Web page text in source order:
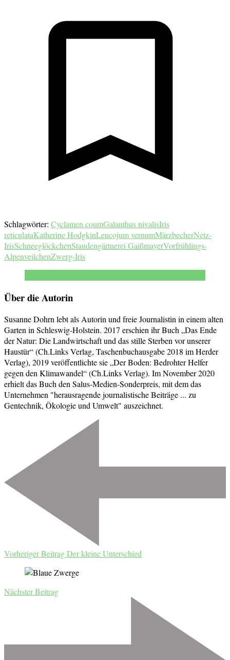
Schlagwörter: Cyclamen coumGalanthus nivalisIris
reticulataKatherine HodgkinLeucojum vernumMärzbecherNetz-
IrisSchneeglöckchenStaudengärtnerei GaißmayerVorfrühlings-
AlpenveilchenZwerg-Iris
Über die Autorin
Susanne Dohrn lebt als Autorin und freie Journalistin in einem alten
Garten in Schleswig-Holstein. 2017 erschien ihr Buch „Das Ende
der Natur: Die Landwirtschaft und das stille Sterben vor unserer
Haustür“ (Ch.Links Verlag, Taschenbuchausgabe 2018 im Herder
Verlag), 2019 veröffentlichte sie „Der Boden: Bedrohter Helfer
gegen den Klimawandel“ (Ch.Links Verlag). Im November 2020
erhielt das Buch den Salus-Medien-Sonderpreis, mit dem das
Unternehmen "herausragende journalistische Beiträge ... zu
Gentechnik, Ökologie und Umwelt" auszeichnet.
Beitragsnavigation
Vorheriger BeitragDer kleine Unterschied
Nächster Beitrag